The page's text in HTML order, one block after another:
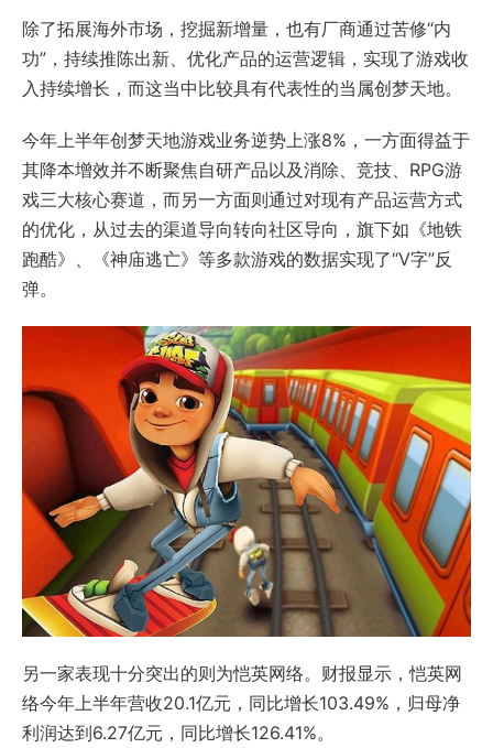
除了拓展海外市场，挖掘新增量，也有厂商通过苦修“内
功”，持续推陈出新、优化产品的运营逻辑，实现了游戏收
入持续增长，而这当中比较具有代表性的当属创梦天地。
今年上半年创梦天地游戏业务逆势上涨8%，一方面得益于
其降本增效并不断聚焦自研产品以及消除、竞技、RPG游
戏三大核心赛道，而另一方面则通过对现有产品运营方式
的优化，从过去的渠道导向转向社区导向，旗下如《地铁
跑酷》、《神庙逃亡》等多款游戏的数据实现了“V字”反
弹。
另一家表现十分突出的则为恺英网络。财报显示，恺英网
络今年上半年营收20.1亿元，同比增长103.49%，归母净
利润达到6.27亿元，同比增长126.41%。